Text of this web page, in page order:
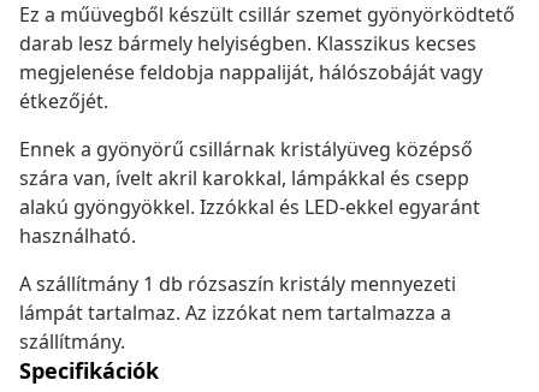
Ez a műüvegből készült csillár szemet gyönyörködtető
darab lesz bármely helyiségben. Klasszikus kecses
megjelenése feldobja nappaliját, hálószobáját vagy
étkezőjét.
Ennek a gyönyörű csillárnak kristályüveg középső
szára van, ívelt akril karokkal, lámpákkal és csepp
alakú gyöngyökkel. Izzókkal és LED-ekkel egyaránt
használható.
A szállítmány 1 db rózsaszín kristály mennyezeti
lámpát tartalmaz. Az izzókat nem tartalmazza a
szállítmány.
Specifikációk